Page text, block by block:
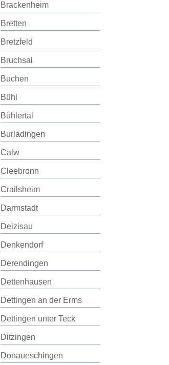
Brackenheim
Bretten
Bretzfeld
Bruchsal
Buchen
Bühl
Bühlertal
Burladingen
Calw
Cleebronn
Crailsheim
Darmstadt
Deizisau
Denkendorf
Derendingen
Dettenhausen
Dettingen an der Erms
Dettingen unter Teck
Ditzingen
Donaueschingen